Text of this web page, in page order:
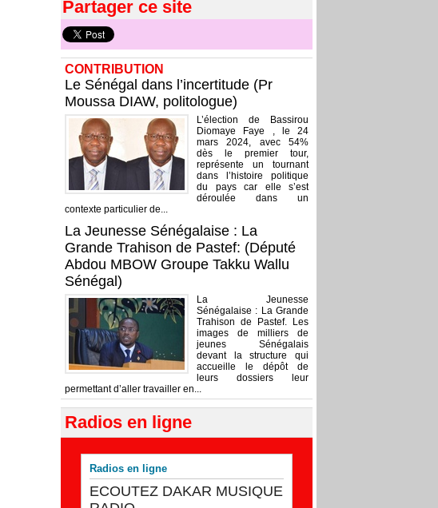
Partager ce site
CONTRIBUTION
Le Sénégal dans l’incertitude (Pr
Moussa DIAW, politologue)
L’élection de Bassirou
Diomaye Faye , le 24
mars 2024, avec 54%
dès le premier tour,
représente un tournant
dans l’histoire politique
du pays car elle s’est
déroulée dans un
contexte particulier de...
La Jeunesse Sénégalaise : La
Grande Trahison de Pastef: (Député
Abdou MBOW Groupe Takku Wallu
Sénégal)
La Jeunesse
Sénégalaise : La Grande
Trahison de Pastef. Les
images de milliers de
jeunes Sénégalais
devant la structure qui
accueille le dépôt de
leurs dossiers leur
permettant d’aller travailler en...
Radios en ligne
Radios en ligne
ECOUTEZ DAKAR MUSIQUE